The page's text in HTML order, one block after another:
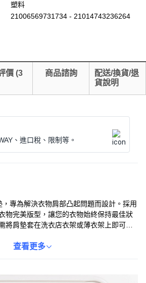
塑料
21006569731734 - 21014743236264
價 (3
商品諮詢
配送/換貨/退
貨說明
、進口稅、限制等。
專為解決衣物肩部凸起問題而設計。採用
物完美版型，讓您的衣物始終保持最佳狀
將肩墊套在洗衣店衣架或薄衣架上即可，
管，節省空間，是您整理衣物的理想選
查看更多